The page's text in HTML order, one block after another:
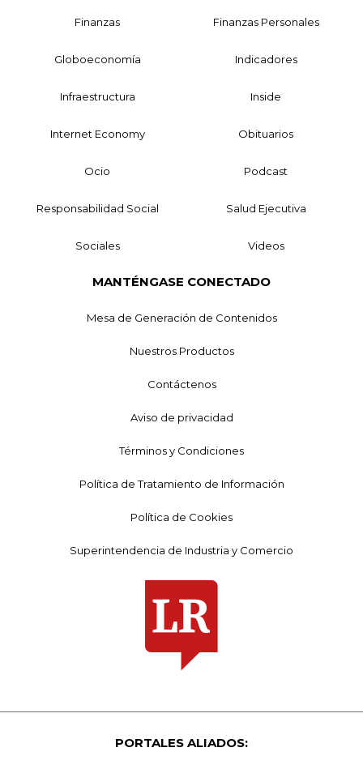
Finanzas Finanzas Personales
Globoeconomía Indicadores
Infraestructura Inside
Internet Economy Obituarios
Ocio Podcast
Responsabilidad Social Salud Ejecutiva
Sociales Videos
MANTÉNGASE CONECTADO
Mesa de Generación de Contenidos
Nuestros Productos
Contáctenos
Aviso de privacidad
Términos y Condiciones
Política de Tratamiento de Información
Política de Cookies
Superintendencia de Industria y Comercio
PORTALES ALIADOS: